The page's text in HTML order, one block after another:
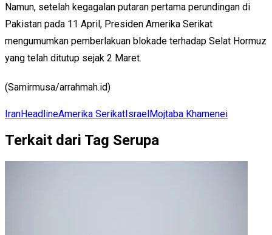
Namun, setelah kegagalan putaran pertama perundingan di
Pakistan pada 11 April, Presiden Amerika Serikat
mengumumkan pemberlakuan blokade terhadap Selat Hormuz
yang telah ditutup sejak 2 Maret.
(Samirmusa/arrahmah.id)
IranHeadlineAmerika SerikatIsraelMojtaba Khamenei
Terkait dari Tag Serupa